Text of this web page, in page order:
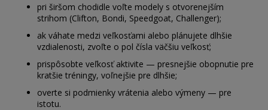
pri širšom chodidle voľte modely s otvorenejším
strihom (Clifton, Bondi, Speedgoat, Challenger);
ak váhate medzi veľkosťami alebo plánujete dlhšie
vzdialenosti, zvoľte o pol čísla väčšiu veľkosť;
prispôsobte veľkosť aktivite — presnejšie obopnutie pre
kratšie tréningy, voľnejšie pre dlhšie;
overte si podmienky vrátenia alebo výmeny — pre
istotu.